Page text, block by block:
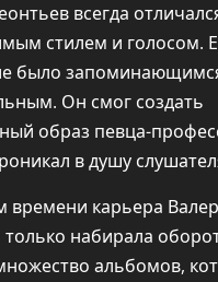
всегда
стилем и голосом.
было
Он смог создать
образ певца-
в душу
времени карьера
только набирала
альбомов,